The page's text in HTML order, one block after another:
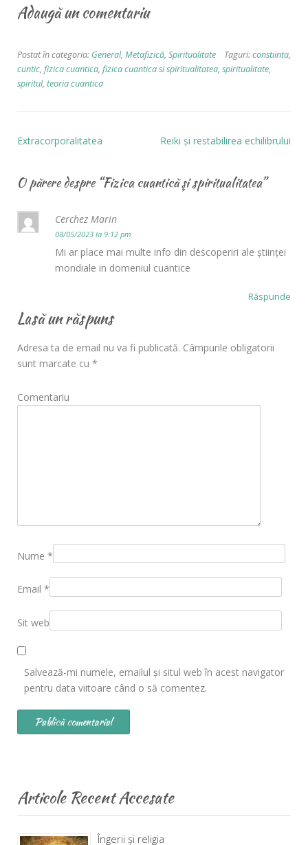
Adaugă un comentariu
Postat în categoria: General, Metafizică, Spiritualitate Taguri:constiinta,
cuntic, fizica cuantica, fizica cuantica si spiritualitatea, spiritualitate,
spiritul, teoria cuantica
Extracorporalitatea Reiki și restabilirea echilibrului
O părere despre “Fizica cuantică şi spiritualitatea”
Cerchez Marin
08/05/2023 la 9:12 pm
Mi ar place mai multe info din descoperiri ale științei
mondiale in domeniul cuantice
Răspunde
Lasă un răspuns
Adresa ta de email nu va fi publicată. Câmpurile obligatorii
sunt marcate cu *
Comentariu
Nume *
Email *
Sit web
Salvează-mi numele, emailul și situl web în acest navigator
pentru data viitoare când o să comentez.
Articole Recent Accesate
Îngerii și religia